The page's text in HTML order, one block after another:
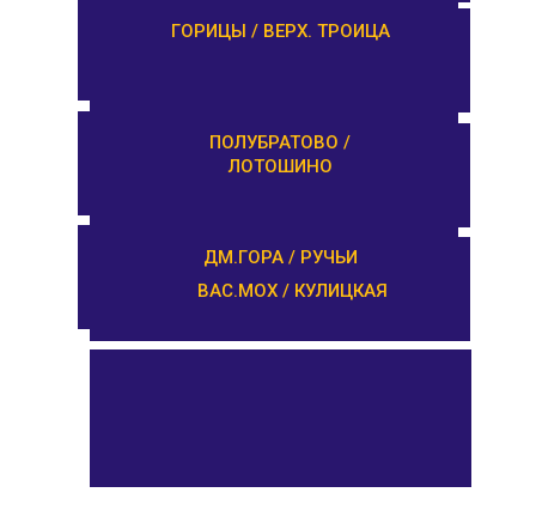
ЗАВИДОВО /
НОВОЗАВИДОВО
РЕДКИНО / ГОРОДНЯ
ПРОЛЕТАРКА / ЧЕРКАССЫ
ГОРИЦЫ / ВЕРХ. ТРОИЦА
ПОЛУБРАТОВО /
ЛОТОШИНО
ДМ.ГОРА / РУЧЬИ
ВАС.МОХ / КУЛИЦКАЯ